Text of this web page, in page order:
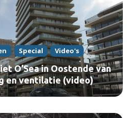
Special Video's
O’Sea in Oostende van
en ventilatie (video)